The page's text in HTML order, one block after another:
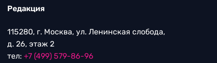
Редакция
115280, г. Москва, ул. Ленинская слобода,
д. 26, этаж 2
тел: +7 (499) 579-86-96